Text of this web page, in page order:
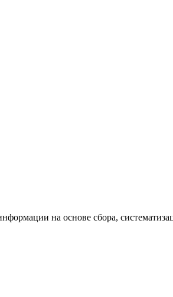
на основе сбора,